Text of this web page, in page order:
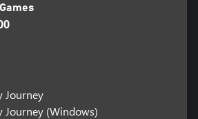
Journey
Journey (Windows)